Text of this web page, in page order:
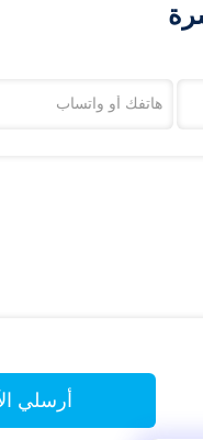
أرسلي